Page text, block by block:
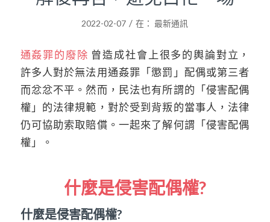
2022-02-07 / 在：最新通訊
通姦罪的廢除 曾造成社會上很多的輿論對立，
許多人對於無法用通姦罪「懲罰」配偶或第三者
而忿忿不平。然而，民法也有所謂的「侵害配偶
權」的法律規範，對於受到背叛的當事人，法律
仍可協助索取賠償。一起來了解何謂「侵害配偶
權」。
什麼是侵害配偶權?
什麼是侵害配偶權?